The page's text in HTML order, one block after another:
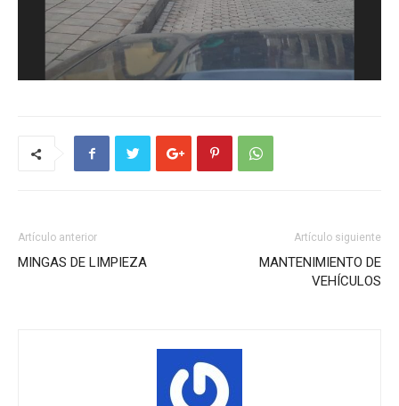
Artículo anterior
MINGAS DE LIMPIEZA
Artículo siguiente
MANTENIMIENTO DE
VEHÍCULOS